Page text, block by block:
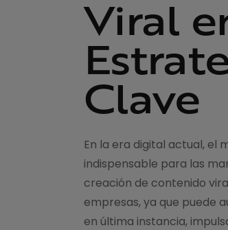
Viral
Clave
En la era digital actual, el
indispensable para las
creación de contenido
empresas, ya que puede
en última instancia,